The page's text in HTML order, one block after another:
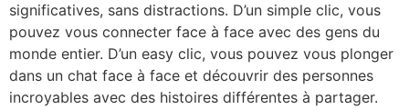
significatives, sans distractions. D’un simple clic, vous
pouvez vous connecter face à face avec des gens du
monde entier. D’un easy clic, vous pouvez vous plonger
dans un chat face à face et découvrir des personnes
incroyables avec des histoires différentes à partager.